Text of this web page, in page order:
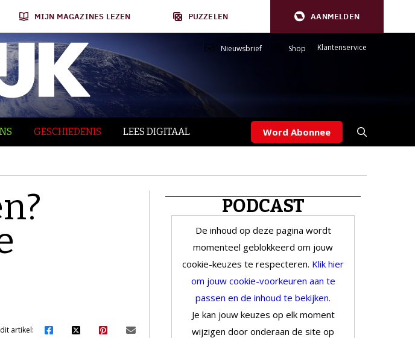
MIJN MAGAZINES LEZEN PUZZELEN AANMELDEN
Nieuwsbrief Shop Klantenservice
GESCHIEDENIS LEES DIGITAAL Word Abonnee
artikel:
PODCAST
De inhoud op deze pagina wordt
momenteel geblokkeerd om jouw
cookie-keuzes te respecteren. Klik hier
om jouw cookie-voorkeuren aan te
passen en de inhoud te bekijken.
Je kan jouw keuzes op elk moment
wijzigen door onderaan de site op